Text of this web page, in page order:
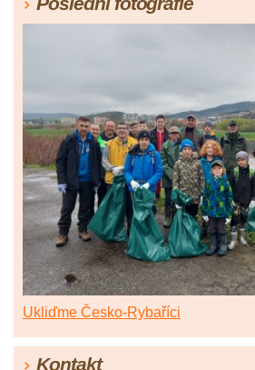
Ukliďme Česko-Rybaříci
Kontakt